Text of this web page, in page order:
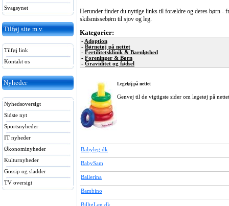
Svagsynet
Tilføj site m.v.
Tilføj link
Kontakt os
Nyheder
Nyhedsoversigt
Sidste nyt
Sportsnyheder
IT nyheder
Økonominyheder
Kulturnyheder
Gossip og sladder
TV oversigt
Herunder finder du nyttige links til forældre og deres børn -
skilsmissebørn til sjov og leg.
Kategorier:
- Adoption
- Børnetøj på nettet
- Fertilitetsklinik & Barnløshed
- Foreninger & Børn
- Graviditet og fødsel
Legetøj på nettet
Genvej til de vigtigste sider om legetøj på
Babyleg.dk
BabySam
Ballerina
Bambino
BilligLeg.dk